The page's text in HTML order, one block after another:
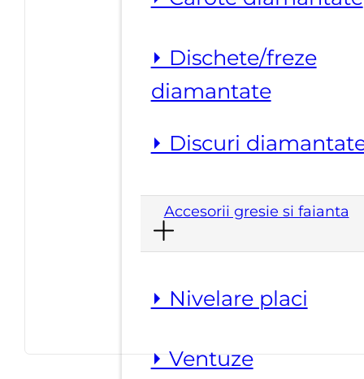
⏵ Dischete/freze
diamantate
⏵ Discuri
Accesorii gresie si faianta
⏵ Nivelare placi
⏵ Ventuze